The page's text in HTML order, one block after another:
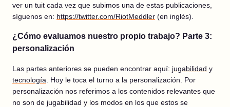
ver un tuit cada vez que subimos una de estas publicaciones,
síguenos en: https://twitter.com/RiotMeddler (en inglés).
¿Cómo evaluamos nuestro propio trabajo? Parte 3:
personalización
Las partes anteriores se pueden encontrar aquí: jugabilidad y
tecnología . Hoy le toca el turno a la personalización. Por
personalización nos referimos a los contenidos relevantes que
no son de jugabilidad y los modos en los que estos se